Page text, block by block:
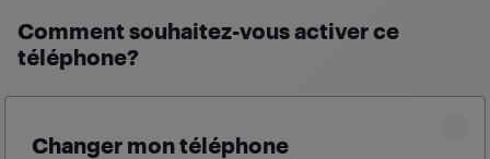
Comment souhaitez-vous activer ce
téléphone?
Changer mon téléphone